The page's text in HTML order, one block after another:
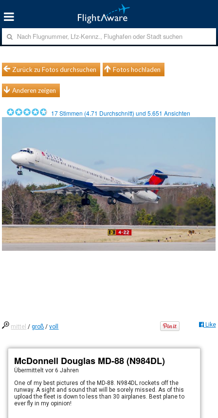
Zurück zu Fotos durchsuchen Fotos hochladen
Anderen zeigen
17Stimmen (4.71 Durchschnitt) und5.651 Ansichten
mittel /groß /voll Like
McDonnell Douglas MD-88 (N984DL)
Übermitteltvor 6 Jahren
One of my best pictures of the MD-88. N984DL rockets off the
runway. A sight and sound that will be sorely missed. As of this
upload the fleet is down to less than 30 airplanes. Best plane to
ever fly in my opinion!